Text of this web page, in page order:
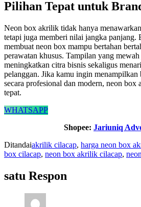
Pilihan Tepat untuk
Neon box akrilik tidak hanya
tetapi juga memberi nilai jangka panjang.
membuat neon box mampu bertahan
perawatan khusus. Tampilan yang
meningkatkan citra bisnis sekaligus
pelanggan. Jika kamu ingin
secara profesional dan modern, neon
tepat.
WHATSAPP
Shopee: Jariuniq
Ditandaiakrilik cilacap, harga neon box
box cilacap, neon box akrilik cilacap,
satu Respon